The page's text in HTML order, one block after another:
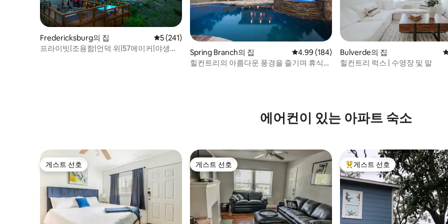
Fredericksburg의 집 평점 5점(5점 만점), 후기 241개
5 (241)
프라이빗|조용함|언덕 위|57에이커|야생동
Spring Branch의 집 평점 4.99점(5점 만점), 후기 184개
4.99 (184)
힐컨트리의 아름다운 풍경을 즐기며 휴식을
Bulverde의 집
힐컨트리 럭스 | 수영장 및 말
에어컨이 있는 아파트 숙소
게스트 선호
게스트 선호 게스트 선호
게스트 선호 상위 게스트 선호
게스트 선호